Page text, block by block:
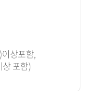
상포함,
포함)